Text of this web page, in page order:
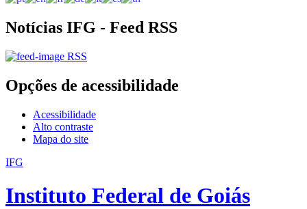
Notícias IFG - Feed RSS
RSS
Opções de acessibilidade
Acessibilidade
Alto contraste
Mapa do site
IFG
Instituto Federal de Goiás